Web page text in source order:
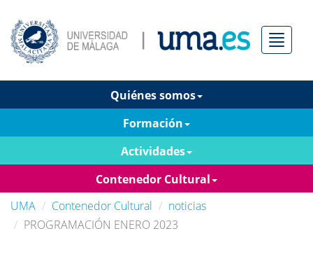
Menú
Quiénes somos
Formación
Actividades
Contenedor Cultural
UMA
Contenedor Cultural
noticias
PROGRAMACIÓN ENERO 2023